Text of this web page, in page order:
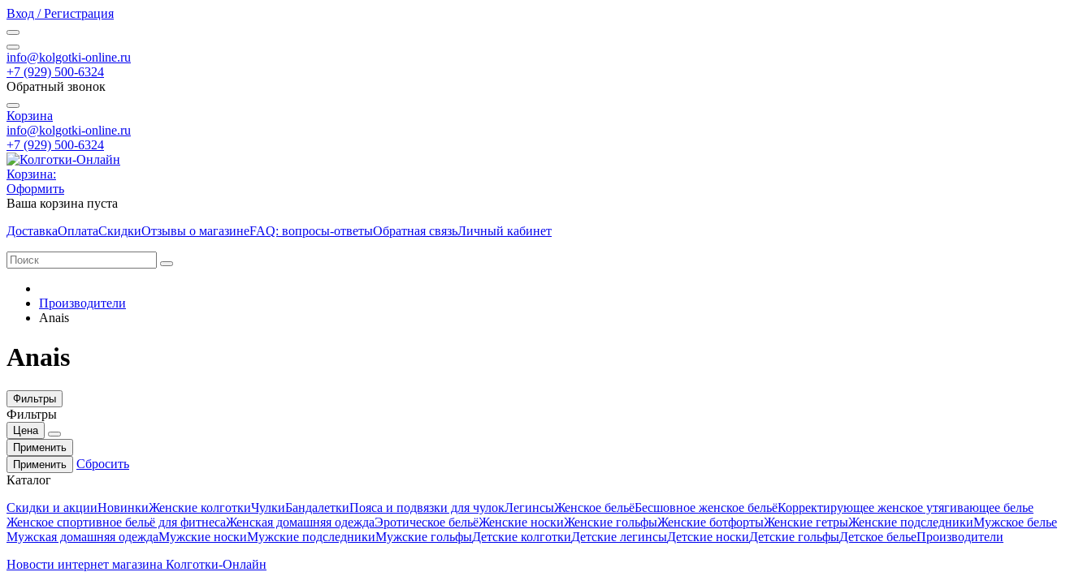
Вход / Регистрация
info@kolgotki-online.ru
+7 (929) 500-6324
Обратный звонок
Корзина
info@kolgotki-online.ru
+7 (929) 500-6324
Корзина:
Оформить
Ваша корзина пуста
ДоставкаОплатаСкидкиОтзывы о магазинеFAQ: вопросы-ответыОбратная связьЛичный кабинет
Производители
Anais
Anais
Фильтры
Фильтры
Цена
Применить
Применить
Сбросить
Каталог
Скидки и акцииНовинкиЖенские колготкиЧулкиБандалеткиПояса и подвязки для чулокЛегинсыЖенское бельёБесшовное женское бельёКорректирующее женское утягивающее белье
Женское спортивное бельё для фитнесаЖенская домашняя одеждаЭротическое бельёЖенские носкиЖенские гольфыЖенские ботфортыЖенские гетрыЖенские подследникиМужское белье
Мужская домашняя одеждаМужские носкиМужские подследникиМужские гольфыДетские колготкиДетские легинсыДетские носкиДетские гольфыДетское бельеПроизводители
Новости интернет магазина Колготки-Онлайн